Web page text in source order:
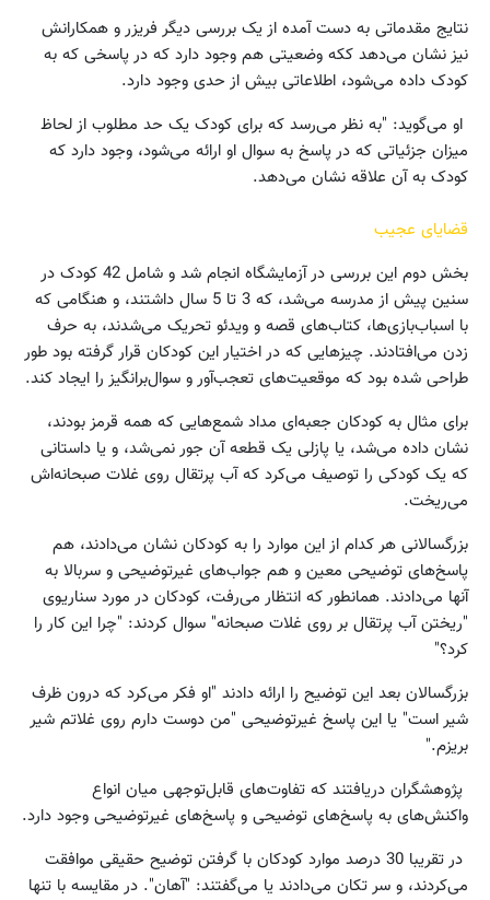
نتایج مقدماتی به دست آمده از یک بررسی دیگر فریزر و همکارانش
نیز نشان می‌دهد ککه وضعیتی هم وجود دارد که در پاسخی که به
کودک داده می‌شود، اطلاعاتی بیش از حدی وجود دارد.
او می‌گوید: "به نظر می‌رسد که برای کودک یک حد مطلوب از لحاظ
میزان جزئیاتی که در پاسخ به سوال او ارائه می‌شود، وجود دارد که
کودک به آن علاقه نشان می‌دهد.
قضایای عجیب
بخش دوم این بررسی در آزمایشگاه انجام شد و شامل 42 کودک در
سنین پیش از مدرسه می‌شد، که 3 تا 5 سال داشتند،‌ و هنگامی که
با اسباب‌بازی‌ها،‌ کتاب‌‌های قصه و ویدئو تحریک می‌شدند،‌ به حرف
زدن می‌افتادند. چیزهایی که در اختیار این کودکان قرار گرفته بود طور
طراحی شده بود که موقعیت‌های تعجب‌آور و سوال‌برانگیز را ایجاد کند.
برای مثال به کودکان جعبه‌ای مداد شمع‌هایی که همه قرمز بودند،
نشان داده می‌شد، یا پازلی یک قطعه‌ آن جور نمی‌شد، و یا داستانی
که یک کودکی را توصیف می‌کرد که آب پرتقال روی غلات صبحانه‌اش
می‌ریخت.
بزرگسالانی هر کدام از این موارد را به کودکان نشان می‌دادند، هم
پاسخ‌های توضیحی معین و هم جواب‌های غیرتوضیحی و سربالا به
آنها می‌دادند. همانطور که انتظار می‌رفت، کودکان در مورد سناریوی
"ریختن آب پرتقال بر روی غلات صبحانه" سوال کردند:‌ "چرا این کار را
کرد؟"
بزرگسالان بعد این توضیح‌ را ارائه دادند "او فکر می‌کرد که درون ظرف
شیر است" یا این پاسخ غیرتوضیحی "من دوست دارم روی غلاتم شیر
بریزم."
پژوهشگران دریافتند که تفاوت‌های قابل‌توجهی میان انواع
واکنش‌های به پاسخ‌های توضیحی و پاسخ‌های غیرتوضیحی وجود دارد.
در تقریبا 30 درصد موارد کودکان با گرفتن توضیح حقیقی موافقت
می‌کردند، و سر تکان می‌دادند یا می‌گفتند: "آهان". در مقایسه با تنها